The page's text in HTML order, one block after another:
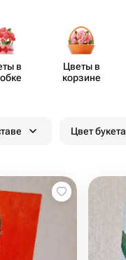
в
Цветы в
корзине
Цвет букета